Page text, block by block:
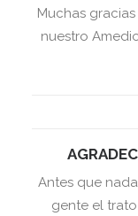
Muchas
nuestro
Antes que
gente el